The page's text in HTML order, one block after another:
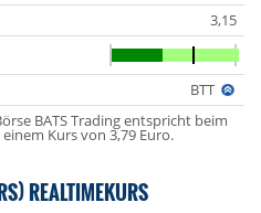
3,15
BTT
BATS Trading entspricht beim
Kurs von 3,79 Euro.
REALTIMEKURS